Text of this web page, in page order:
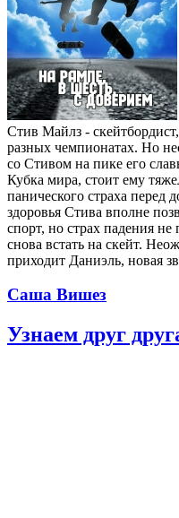
Стив Майлз -
разных чемпионатах. Но
со Стивом на пике его
Кубка мира, стоит ему
панического страха перед
здоровья Стива вполне
спорт, но страх падения
снова встать на скейт.
приходит Даниэль, новая
Саша Вишез
Узнаем друг